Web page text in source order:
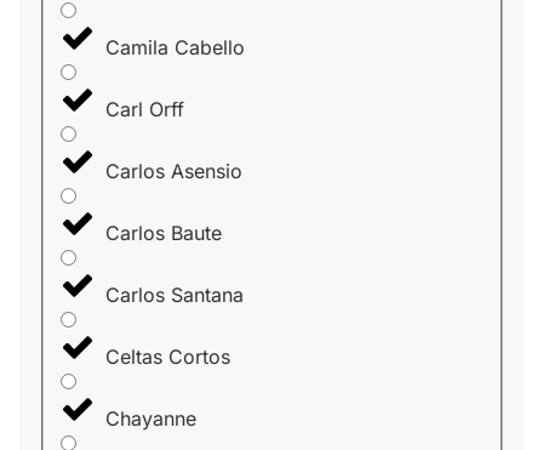
Camila Cabello
Carl Orff
Carlos Asensio
Carlos Baute
Carlos Santana
Celtas Cortos
Chayanne